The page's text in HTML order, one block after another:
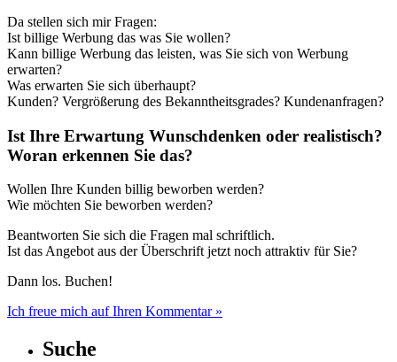
Da stellen sich mir Fragen:
Ist billige Werbung das was Sie wollen?
Kann billige Werbung das leisten, was Sie sich von Werbung
erwarten?
Was erwarten Sie sich überhaupt?
Kunden? Vergrößerung des Bekanntheitsgrades? Kundenanfragen?
Ist Ihre Erwartung Wunschdenken oder realistisch?
Woran erkennen Sie das?
Wollen Ihre Kunden billig beworben werden?
Wie möchten Sie beworben werden?
Beantworten Sie sich die Fragen mal schriftlich.
Ist das Angebot aus der Überschrift jetzt noch attraktiv für Sie?
Dann los. Buchen!
Ich freue mich auf Ihren Kommentar »
Suche